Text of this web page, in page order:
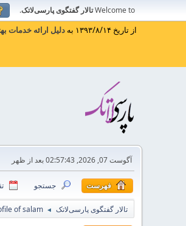
Welcome toتالار گفتگوی پارسی‌لاتک.
از تاریخ ۱۳۹۳/۸/۱۴ به دلیل ارائه خدمات
آگوست 07, 2026, 02:57:43 بعد از ظهر
فهرست جستجو
تالار گفتگوی پارسی‌لاتک ◄
of salam